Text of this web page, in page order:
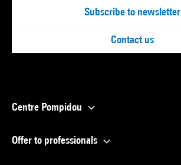
Subscribe to newsletter
Contact us
Centre Pompidou
Offer to professionals